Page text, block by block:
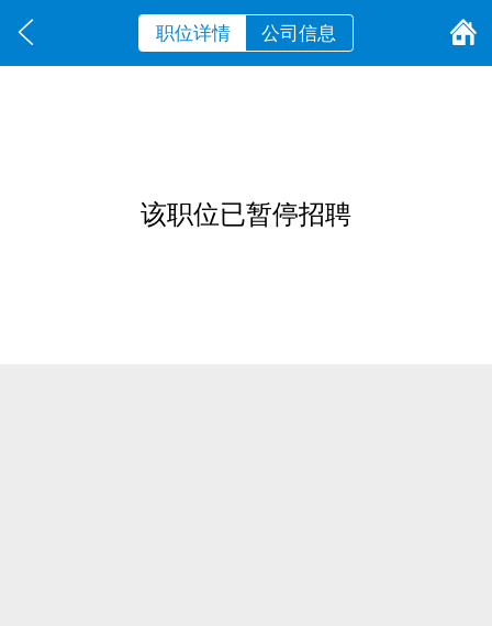
职位详情 公司信息
该职位已暂停招聘